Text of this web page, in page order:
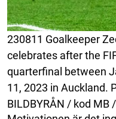
230811 Goalkeeper
celebrates after the
quarterfinal between
11, 2023 in Auckland.
BILDBYRÅN / kod MB